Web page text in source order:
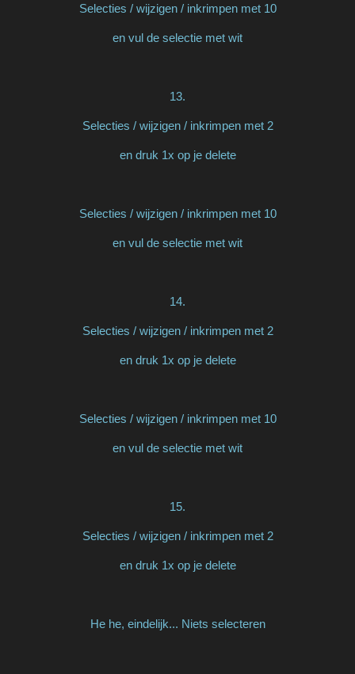
Selecties / wijzigen / inkrimpen met 10
en vul de selectie met wit
13.
Selecties / wijzigen / inkrimpen met 2
en druk 1x op je delete
Selecties / wijzigen / inkrimpen met 10
en vul de selectie met wit
14.
Selecties / wijzigen / inkrimpen met 2
en druk 1x op je delete
Selecties / wijzigen / inkrimpen met 10
en vul de selectie met wit
15.
Selecties / wijzigen / inkrimpen met 2
en druk 1x op je delete
He he, eindelijk... Niets selecteren